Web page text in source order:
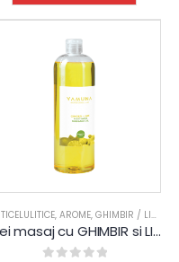
, AROME, GHIMBIR / LIME
Ulei masaj cu GHIMBIR si LIME – Yamuna